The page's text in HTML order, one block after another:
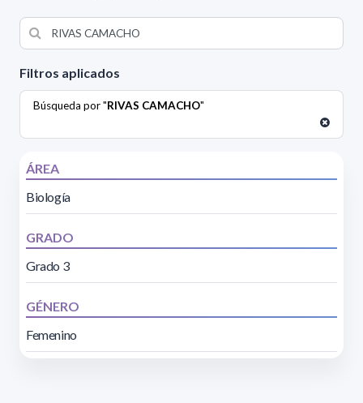
Filtros aplicados
Búsqueda por "RIVAS CAMACHO"
ÁREA
Biología
GRADO
Grado 3
GÉNERO
Femenino